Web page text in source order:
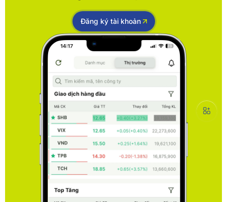
Đăng ký tài khoản